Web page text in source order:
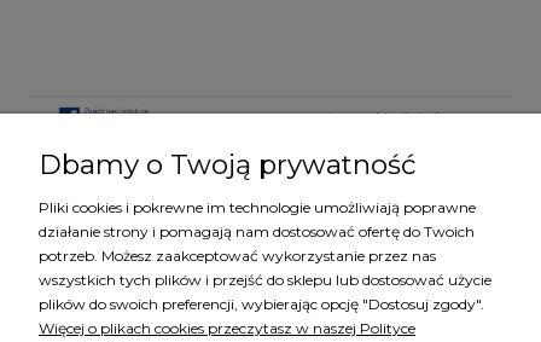
KATEGORIE
MARKI
Dbamy o Twoją prywatność
Pliki cookies i pokrewne im technologie umożliwiają poprawne
działanie strony i pomagają nam dostosować ofertę do Twoich
potrzeb. Możesz zaakceptować wykorzystanie przez nas
wszystkich tych plików i przejść do sklepu lub dostosować użycie
plików do swoich preferencji, wybierając opcję "Dostosuj zgody".
Więcej o plikach cookies przeczytasz w naszej Polityce